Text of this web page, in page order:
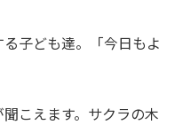
子ども達。「今日もよ
こえます。サクラの木